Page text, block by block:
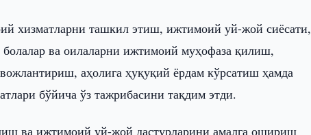
хизматларни ташкил этиш, ижтимоий уй-жой сиёсати,
ва оилаларни ижтимоий муҳофаза қилиш,
аҳолига ҳуқуқий ёрдам кўрсатиш ҳамда
бўйича ўз тажрибасини тақдим этди.
ва ижтимоий уй-жой дастурларини амалга ошириш